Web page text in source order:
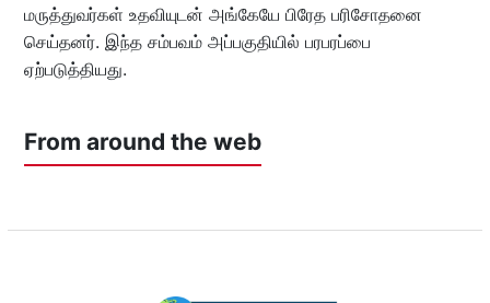
மருத்துவர்கள் உதவியுடன் அங்கேயே பிரேத பரிசோதனை
செய்தனர். இந்த சம்பவம் அப்பகுதியில் பரபரப்பை
ஏற்படுத்தியது.
From around the web